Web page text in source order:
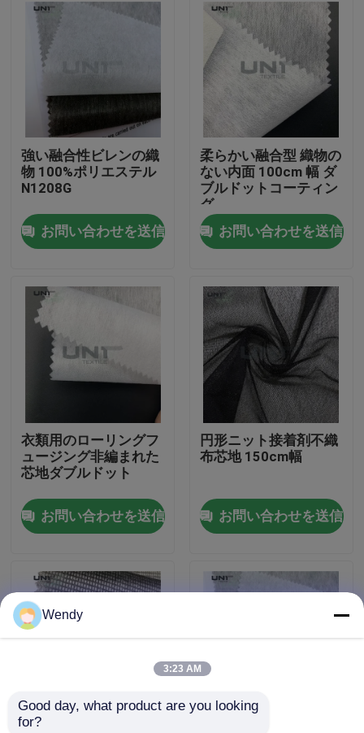
製品
わたしたち に つい て
品質管理
連絡 ください
ニュース
事件
引金 を 求め て ください
可融性に行間に書き込むこと
強い融合性ビレンの織
物 100%ポリエステル
N1208G
お問い合わせを送信
柔らかい融合型 織物の
ない内面 100cm 幅 ダ
ブルドットコーティン
グ
お問い合わせを送信
衣類用のローリングフ
ュージング非編まれた
芯地ダブルドット
お問い合わせを送信
円形ニット接着剤不織
布芯地 150cm幅
お問い合わせを送信
100% ポリエステル/ビ
Wendy
3:23 AM
Good day, what product are you looking
for?